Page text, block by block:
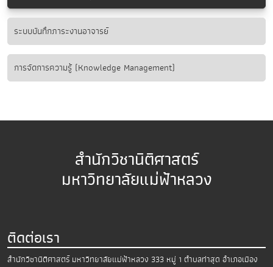
ระบบบันทึกภาระงานอาจารย์
การจัดการความรู้ (Knowledge Management)
สำนักวิชานิติศาสตร์
มหาวิทยาลัยแม่ฟ้าหลวง
ติดต่อเรา
สำนักวิชานิติศาสตร์ มหาวิทยาลัยแม่ฟ้าหลวง 333 หมู่ 1 ตำบลท่าสุด อำเภอเมือง